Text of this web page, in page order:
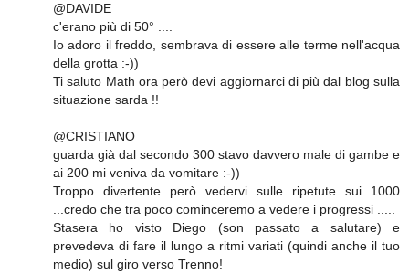
@DAVIDE
c'erano più di 50° ....
Io adoro il freddo, sembrava di essere alle terme nell'acqua
della grotta :-))
Ti saluto Math ora però devi aggiornarci di più dal blog sulla
situazione sarda !!
@CRISTIANO
guarda già dal secondo 300 stavo davvero male di gambe e
ai 200 mi veniva da vomitare :-))
Troppo divertente però vedervi sulle ripetute sui 1000
...credo che tra poco cominceremo a vedere i progressi .....
Stasera ho visto Diego (son passato a salutare) e
prevedeva di fare il lungo a ritmi variati (quindi anche il tuo
medio) sul giro verso Trenno!